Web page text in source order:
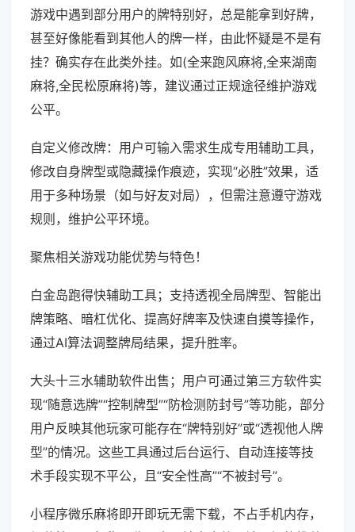
游戏中遇到部分用户的牌特别好，总是能拿到好牌，
甚至好像能看到其他人的牌一样，由此怀疑是不是有
挂？确实存在此类外挂。如(全来跑风麻将,全来湖南
麻将,全民松原麻将)等，建议通过正规途径维护游戏
公平。
自定义修改牌：用户可输入需求生成专用辅助工具，
修改自身牌型或隐藏操作痕迹，实现“必胜”效果，适
用于多种场景（如与好友对局），但需注意遵守游戏
规则，维护公平环境。
聚焦相关游戏功能优势与特色！
白金岛跑得快辅助工具；支持透视全局牌型、智能出
牌策略、暗杠优化、提高好牌率及快速自摸等操作，
通过AI算法调整牌局结果，提升胜率。
大头十三水辅助软件出售；用户可通过第三方软件实
现“随意选牌”“控制牌型”“防检测防封号”等功能，部分
用户反映其他玩家可能存在“牌特别好”或“透视他人牌
型”的情况。这些工具通过后台运行、自动连接等技
术手段实现不平公，且“安全性高”“不被封号”。
小程序微乐麻将即开即玩无需下载，不占手机内存，